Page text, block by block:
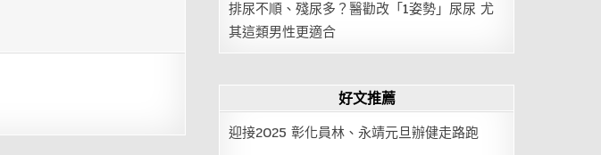
排尿不順、殘尿多？醫勸改「1姿勢」尿尿 尤
其這類男性更適合
好文推薦
迎接2025 彰化員林、永靖元旦辦健走路跑